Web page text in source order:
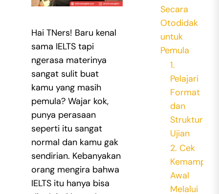
Hai TNers! Baru kenal
sama IELTS tapi
ngerasa materinya
sangat sulit buat
kamu yang masih
pemula? Wajar kok,
punya perasaan
seperti itu sangat
normal dan kamu gak
sendirian. Kebanyakan
orang mengira bahwa
IELTS itu hanya bisa
Secara
Otodidak
untuk
Pemula
1.
Pelajari
Format
dan
Struktur
Ujian
2. Cek
Awal
Melalui